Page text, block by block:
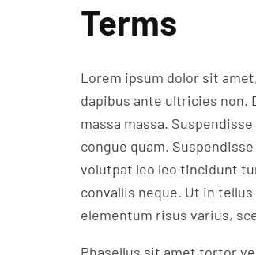
Terms
Lorem ipsum dolor sit
dapibus ante ultricies non.
massa massa.
congue quam.
volutpat leo leo tincidunt
convallis neque. Ut in
elementum risus varius,